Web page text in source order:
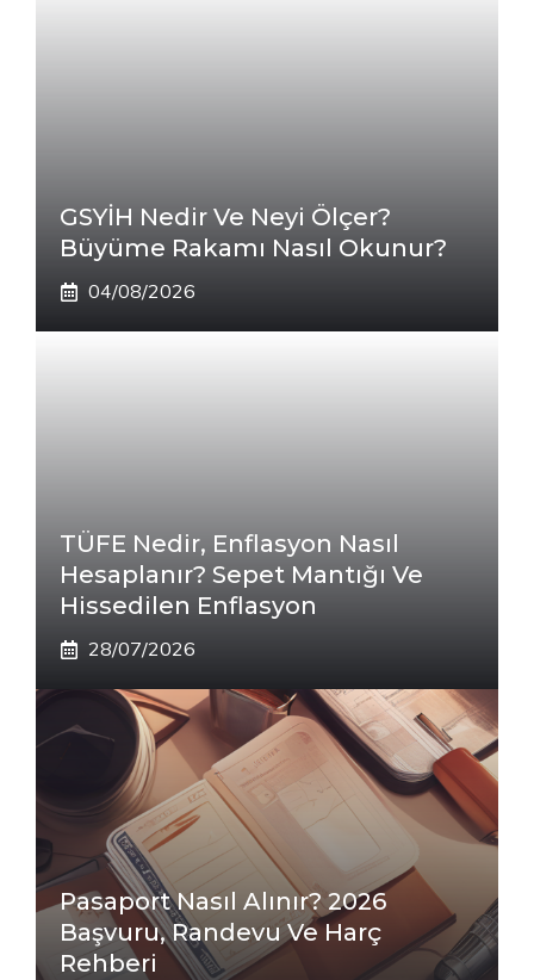
GSYİH Nedir Ve Neyi Ölçer?
Büyüme Rakamı Nasıl Okunur?
04/08/2026
TÜFE Nedir, Enflasyon Nasıl
Hesaplanır? Sepet Mantığı Ve
Hissedilen Enflasyon
28/07/2026
Pasaport Nasıl Alınır? 2026
Başvuru, Randevu Ve Harç
Rehberi